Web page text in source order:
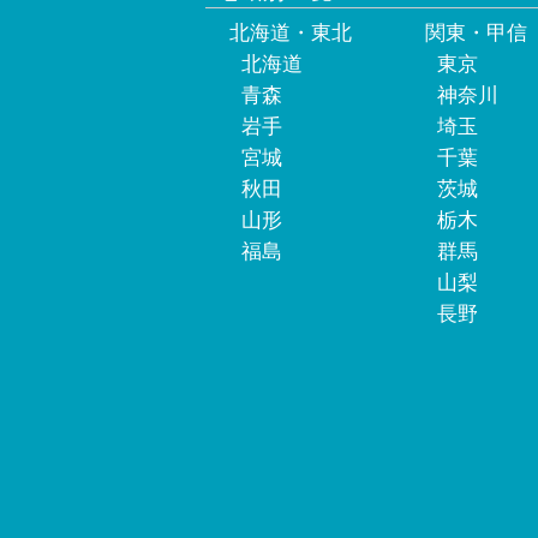
北海道・東北
北海道
青森
岩手
宮城
秋田
山形
福島
関東・甲信
東京
神奈川
埼玉
千葉
茨城
栃木
群馬
山梨
長野